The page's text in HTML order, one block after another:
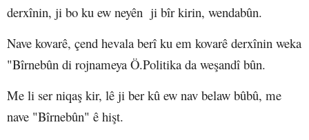
derxînin, ji bo ku ew neyên ji bîr kirin, wendabûn.
Nave kovarê, çend hevala berî ku em kovarê derxînin weka
"Bîrnebûn di rojnameya Ö.Politika da weşandî bûn.
Me li ser niqaş kir, lê ji ber kû ew nav belaw bûbû, me
nave "Bîrnebûn" ê hişt.